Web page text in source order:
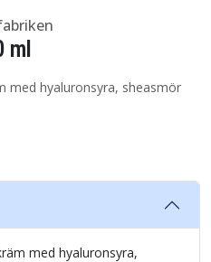
ml
med hyaluronsyra, sheasmör
med hyaluronsyra,